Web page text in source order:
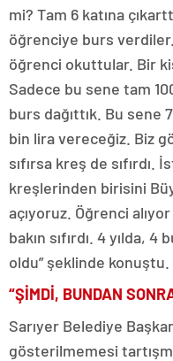
mi? Tam 6 katına
öğrenciye burs
öğrenci okuttular. Bir
Sadece bu sene tam
burs dağıttık. Bu sene
bin lira vereceğiz. Biz
sıfırsa kreş de sıfırdı.
kreşlerinden birisini
açıyoruz. Öğrenci
bakın sıfırdı. 4 yılda,
oldu” şeklinde konuştu.
“ŞİMDİ, BUNDAN
Sarıyer Belediye
gösterilmemesi